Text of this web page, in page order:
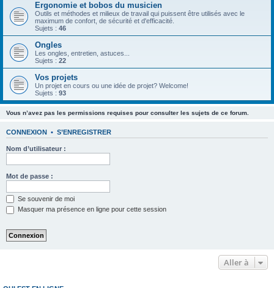
Ergonomie et bobos du musicien
Outils et méthodes et milieux de travail qui puissent être utilisés avec le
maximum de confort, de sécurité et d'efficacité.
Sujets : 46
Ongles
Les ongles, entretien, astuces...
Sujets : 22
Vos projets
Un projet en cours ou une idée de projet? Welcome!
Sujets : 93
Vous n’avez pas les permissions requises pour consulter les sujets de ce forum.
CONNEXION • S’ENREGISTRER
Nom d’utilisateur :
Mot de passe :
Se souvenir de moi
Masquer ma présence en ligne pour cette session
Aller à